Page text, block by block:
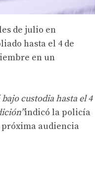
de julio en
hasta el 4 de
en un
custodia hasta el 4
indicó la policía
audiencia